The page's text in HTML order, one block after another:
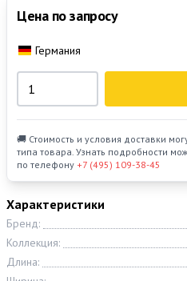
Характеристики
Бренд:
Коллекция:
Длина:
Цена по запросу
Германия
🚚 Стоимость и условия доставки
типа товара. Узнать подробности
по телефону +7 (495) 109-38-45